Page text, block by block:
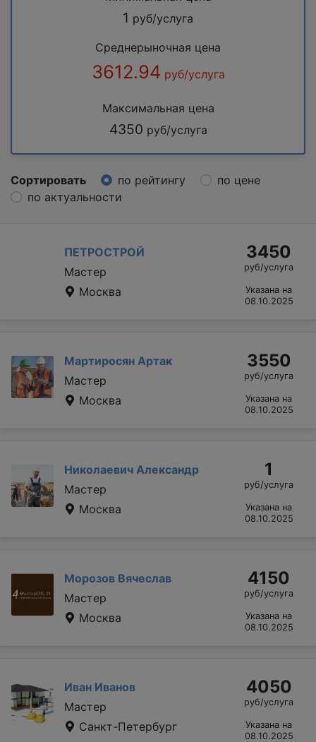
1 руб/услуга
Среднерыночная цена
3612.94 руб/услуга
Максимальная цена
4350 руб/услуга
Сортировать по рейтингу
по цене
по актуальности
ПЕТРОСТРОЙ
Мастер
Москва
3450
руб/услуга
Указана на
08.10.2025
Мартиросян Артак
Мастер
Москва
3550
руб/услуга
Указана на
08.10.2025
Николаевич Александр
Мастер
Москва
1
руб/услуга
Указана на
08.10.2025
Морозов Вячеслав
Мастер
Москва
4150
руб/услуга
Указана на
08.10.2025
Иван Иванов
Мастер
Санкт-Петербург
4050
руб/услуга
Указана на
08.10.2025